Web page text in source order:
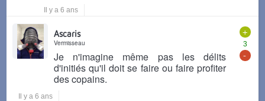
Il y a 6 ans
+
3
-
Ascaris
Vermisseau
Je n'imagine même pas les délits
d'initiés qu'il doit se faire ou faire profiter
des copains.
Il y a 6 ans